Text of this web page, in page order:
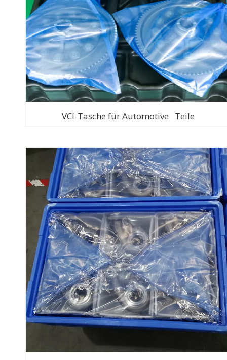
VCI-Tasche für Automotive Teile